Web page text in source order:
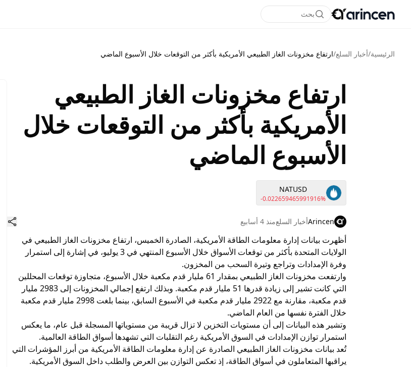
بحث
الرئيسية/أخبار السلع/ارتفاع مخزونات الغاز الطبيعي الأمريكية بأكثر من التوقعات خلال الأسبوع الماضي
ارتفاع مخزونات الغاز الطبيعي
الأمريكية بأكثر من التوقعات خلال
الأسبوع الماضي
NATUSD
-0.022659465991916%
Arincenأخبار السلعمنذ 4 أسابيع
أظهرت بيانات إدارة معلومات الطاقة الأمريكية، الصادرة الخميس، ارتفاع مخزونات الغاز الطبيعي في
الولايات المتحدة بأكثر من توقعات الأسواق خلال الأسبوع المنتهي في 3 يوليو، في إشارة إلى استمرار
وفرة الإمدادات وتراجع وتيرة السحب من المخزون.
وارتفعت مخزونات الغاز الطبيعي بمقدار 61 مليار قدم مكعبة خلال الأسبوع، متجاوزة توقعات المحللين
التي كانت تشير إلى زيادة قدرها 51 مليار قدم مكعبة. وبذلك ارتفع إجمالي المخزونات إلى 2983 مليار
قدم مكعبة، مقارنة مع 2922 مليار قدم مكعبة في الأسبوع السابق، بينما بلغت 2998 مليار قدم مكعبة
خلال الفترة نفسها من العام الماضي.
وتشير هذه البيانات إلى أن مستويات التخزين لا تزال قريبة من مستوياتها المسجلة قبل عام، ما يعكس
استمرار توازن الإمدادات في السوق الأمريكية رغم التقلبات التي تشهدها أسواق الطاقة العالمية.
تُعد بيانات مخزونات الغاز الطبيعي الصادرة عن إدارة معلومات الطاقة الأمريكية من أبرز المؤشرات التي
يراقبها المتعاملون في أسواق الطاقة، إذ تعكس التوازن بين العرض والطلب داخل السوق الأمريكية.